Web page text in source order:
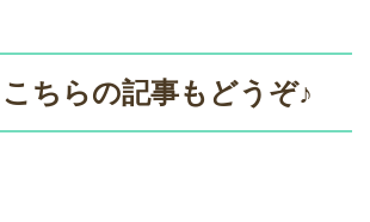
ちらの記事もどうぞ♪